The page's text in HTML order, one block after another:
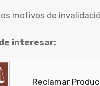
motivos de
interesar:
Reclamar